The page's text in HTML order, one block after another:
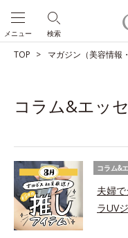
検索
メニュー
TOP マガジン（美容情報
コラム&エッ
コラム&
夫婦
ラUV